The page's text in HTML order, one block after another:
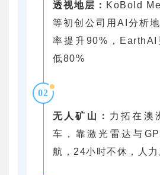
透视地层： KoBold
等初创公司用AI分析
率提升90%，
低80%
02
无人矿山： 力拓在澳
车，靠激光雷达与
航，24小时不休，人